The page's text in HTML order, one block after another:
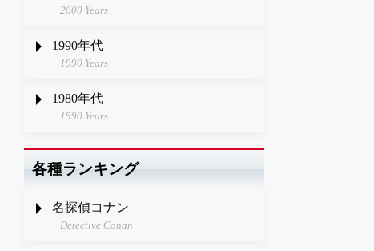
2000 Years
1990年代
1990 Years
1980年代
1990 Years
各種ランキング
名探偵コナン
Detective Conan